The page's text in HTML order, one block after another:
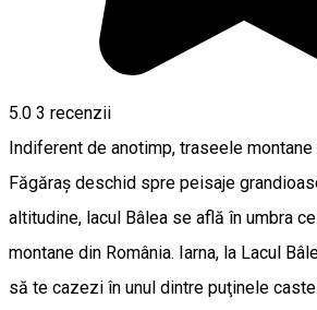
5.0 3 recenzii
Indiferent de anotimp, traseele
Făgăraș deschid spre peisaje
altitudine, lacul Bâlea se află în umbra
montane din România. Iarna, la Lacul
să te cazezi în unul dintre puţinele